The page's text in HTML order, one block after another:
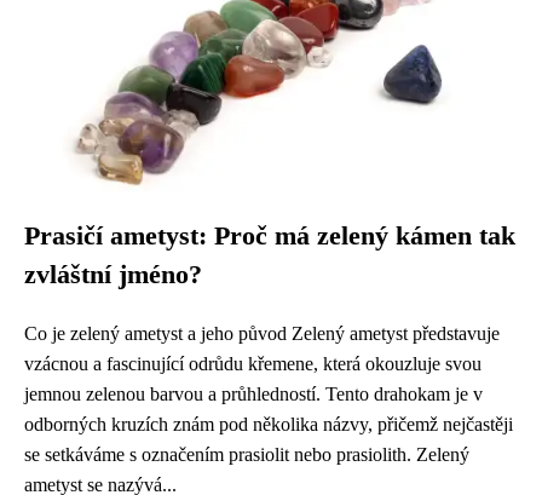
Prasičí ametyst: Proč má zelený kámen tak
zvláštní jméno?
Co je zelený ametyst a jeho původ Zelený ametyst představuje
vzácnou a fascinující odrůdu křemene, která okouzluje svou
jemnou zelenou barvou a průhledností. Tento drahokam je v
odborných kruzích znám pod několika názvy, přičemž nejčastěji
se setkáváme s označením prasiolit nebo prasiolith. Zelený
ametyst se nazývá...